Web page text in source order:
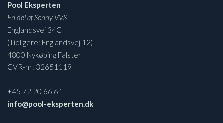
Pool Eksperten
En del af Sonny VVS
Englandsvej 34C
(Tidligere: Englandsvej 12)
4800 Nykøbing Falster
CVR-nr: 32651119
+45 72 20 66 61
info@pool-eksperten.dk